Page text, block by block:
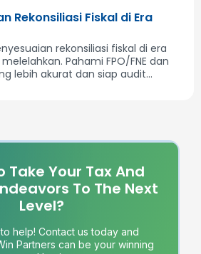
Rekonsiliasi Fiskal di Era
rekonsiliasi fiskal di era
Pahami FPO/FNE dan
lebih akurat dan siap audit...
Take Your Tax And
To The Next
Level?
help! Contact us today and
Partners can be your winning